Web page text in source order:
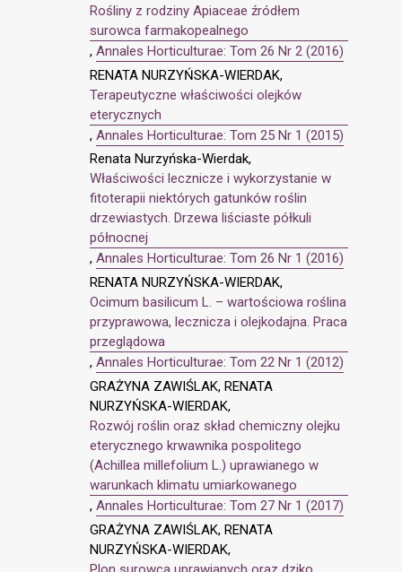
Rośliny z rodziny Apiaceae źródłem
surowca farmakopealnego
, Annales Horticulturae: Tom 26 Nr 2 (2016)
RENATA NURZYŃSKA-WIERDAK,
Terapeutyczne właściwości olejków
eterycznych
, Annales Horticulturae: Tom 25 Nr 1 (2015)
Renata Nurzyńska-Wierdak,
Właściwości lecznicze i wykorzystanie w
fitoterapii niektórych gatunków roślin
drzewiastych. Drzewa liściaste półkuli
północnej
, Annales Horticulturae: Tom 26 Nr 1 (2016)
RENATA NURZYŃSKA-WIERDAK,
Ocimum basilicum L. – wartościowa roślina
przyprawowa, lecznicza i olejkodajna. Praca
przeglądowa
, Annales Horticulturae: Tom 22 Nr 1 (2012)
GRAŻYNA ZAWIŚLAK, RENATA
NURZYŃSKA-WIERDAK,
Rozwój roślin oraz skład chemiczny olejku
eterycznego krwawnika pospolitego
(Achillea millefolium L.) uprawianego w
warunkach klimatu umiarkowanego
, Annales Horticulturae: Tom 27 Nr 1 (2017)
GRAŻYNA ZAWIŚLAK, RENATA
NURZYŃSKA-WIERDAK,